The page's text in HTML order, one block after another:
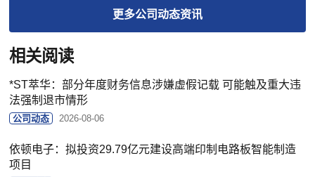
更多公司动态资讯
相关阅读
*ST萃华：部分年度财务信息涉嫌虚假记载 可能触及重大违
法强制退市情形
公司动态 2026-08-06
依顿电子：拟投资29.79亿元建设高端印制电路板智能制造
项目